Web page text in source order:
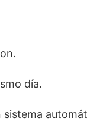
día.